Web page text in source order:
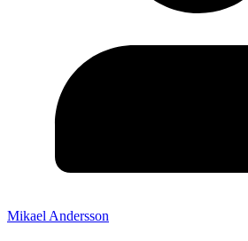
Mikael Andersson